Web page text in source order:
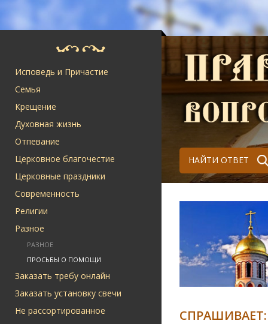
Исповедь и Причастие
Семья
Крещение
Духовная жизнь
Отпевание
Церковное благочестие
Церковные праздники
Современность
Религии
Разное
РАЗНОЕ
ПРОСЬБЫ О ПОМОЩИ
Заказать требу онлайн
Заказать установку свечи
Не рассортированное
НАЙТИ ОТВЕТ
СПРАШИВАЕТ: